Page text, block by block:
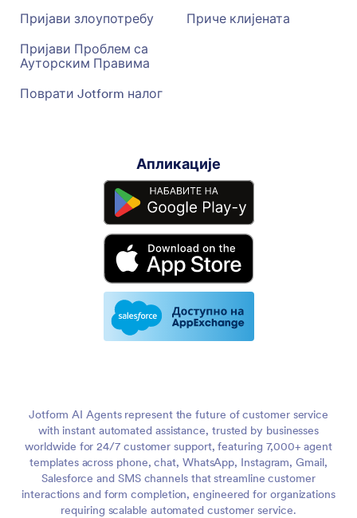
Пријави злоупотребу
Пријави Проблем са
Ауторским Правима
Поврати Jotform налог
Приче клијената
Апликације
Jotform AI Agents represent the future of customer service
with instant automated assistance, trusted by businesses
worldwide for 24/7 customer support, featuring 7,000+ agent
templates across phone, chat, WhatsApp, Instagram, Gmail,
Salesforce and SMS channels that streamline customer
interactions and form completion, engineered for organizations
requiring scalable automated customer service.